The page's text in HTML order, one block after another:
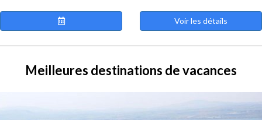
Voir les détails
Meilleures destinations de vacances